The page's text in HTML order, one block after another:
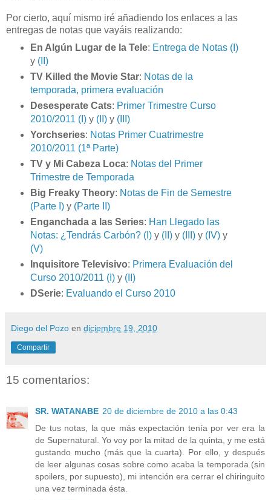
Por cierto, aquí mismo iré añadiendo los enlaces a las
entregas de notas que vayáis realizando:
En Algún Lugar de la Tele: Entrega de Notas (I)
y (II)
TV Killed the Movie Star: Notas de la
temporada, primera evaluación
Desesperate Cats: Primer Trimestre Curso
2010/2011 (I) y (II)y (III)
Yorchseries: Notas Primer Cuatrimestre
2010/2011 (1ª Parte)
TV y Mi Cabeza Loca: Notas del Primer
Trimestre de Temporada
Big Freaky Theory: Notas de Fin de Semestre
(Parte I) y (Parte II)
Enganchada a las Series: Han Llegado las
Notas: ¿Tendrás Carbón? (I) y (II)y (III)y (IV)y
(V)
Inquisitore Televisivo: Primera Evaluación del
Curso 2010/2011 (I) y (II)
DSerie: Evaluando el Curso 2010
Diego del Pozo en diciembre 19, 2010
Compartir
15 comentarios:
SR. WATANABE 20 de diciembre de 2010 a las 0:43
De tus notas, la que más expectación tenía por ver era la
de Supernatural. Yo voy por la mitad de la quinta, y me está
gustando mucho (más que la cuarta). Por ello, y después
de leer algunas cosas sobre como acaba la temporada (sin
spoilers, por supuesto), mi intención era cerrar el chiringuito
una vez terminada ésta.